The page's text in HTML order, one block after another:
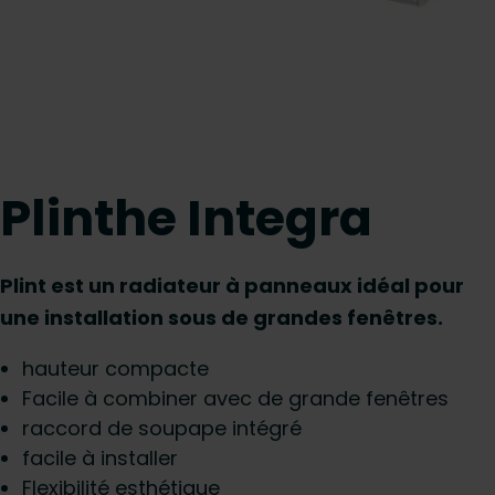
Plinthe Integra
Plint est un radiateur à panneaux idéal pour
une installation sous de grandes fenêtres.
hauteur compacte
Facile à combiner avec de grande fenêtres
raccord de soupape intégré
facile à installer
Flexibilité esthétique